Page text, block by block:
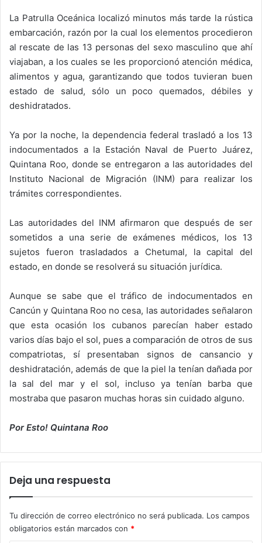
La Patrulla Oceánica localizó minutos más tarde la rústica
embarcación, razón por la cual los elementos procedieron
al rescate de las 13 personas del sexo masculino que ahí
viajaban, a los cuales se les proporcionó atención médica,
alimentos y agua, garantizando que todos tuvieran buen
estado de salud, sólo un poco quemados, débiles y
deshidratados.
Ya por la noche, la dependencia federal trasladó a los 13
indocumentados a la Estación Naval de Puerto Juárez,
Quintana Roo, donde se entregaron a las autoridades del
Instituto Nacional de Migración (INM) para realizar los
trámites correspondientes.
Las autoridades del INM afirmaron que después de ser
sometidos a una serie de exámenes médicos, los 13
sujetos fueron trasladados a Chetumal, la capital del
estado, en donde se resolverá su situación jurídica.
Aunque se sabe que el tráfico de indocumentados en
Cancún y Quintana Roo no cesa, las autoridades señalaron
que esta ocasión los cubanos parecían haber estado
varios días bajo el sol, pues a comparación de otros de sus
compatriotas, sí presentaban signos de cansancio y
deshidratación, además de que la piel la tenían dañada por
la sal del mar y el sol, incluso ya tenían barba que
mostraba que pasaron muchas horas sin cuidado alguno.
Por Esto! Quintana Roo
Deja una respuesta
Tu dirección de correo electrónico no será publicada. Los campos
obligatorios están marcados con *